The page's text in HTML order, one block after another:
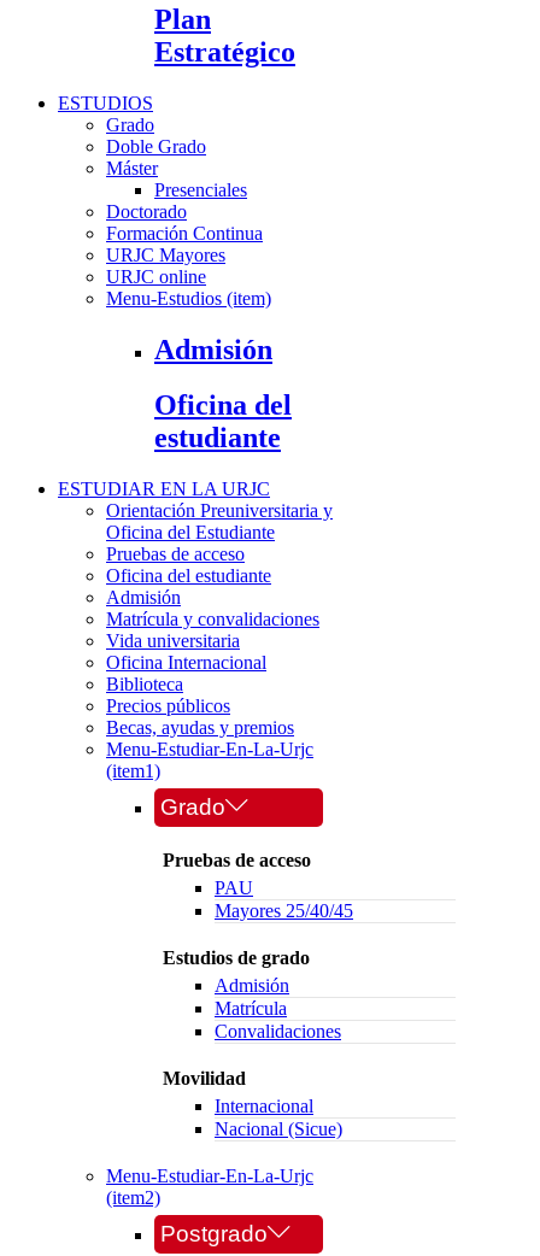
Plan
Estratégico
ESTUDIOS
Grado
Doble Grado
Máster
Presenciales
Doctorado
Formación Continua
URJC Mayores
URJC online
Menu-Estudios (item)
Admisión
Oficina del
estudiante
ESTUDIAR EN LA URJC
Orientación Preuniversitaria y
Oficina del Estudiante
Pruebas de acceso
Oficina del estudiante
Admisión
Matrícula y convalidaciones
Vida universitaria
Oficina Internacional
Biblioteca
Precios públicos
Becas, ayudas y premios
Menu-Estudiar-En-La-Urjc
(item1)
Grado
Pruebas de acceso
PAU
Mayores 25/40/45
Estudios de grado
Admisión
Matrícula
Convalidaciones
Movilidad
Internacional
Nacional (Sicue)
Menu-Estudiar-En-La-Urjc
(item2)
Postgrado